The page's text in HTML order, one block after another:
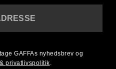
GAFFAs nyhedsbrev og
privatlivspolitik.